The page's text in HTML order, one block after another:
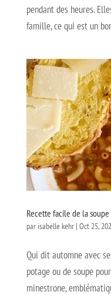
pendant des heures.
famille, ce qui est un
Recette facile de la
par isabelle kehr| Oct 25,
Qui dit automne avec
potage ou de soupe
minestrone,